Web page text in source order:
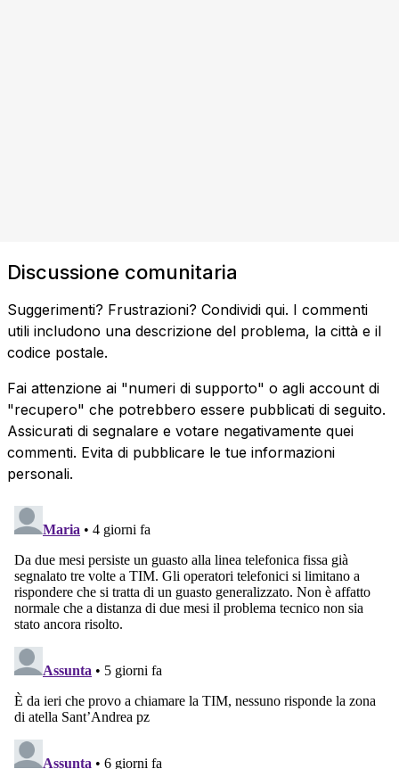
Discussione comunitaria
Suggerimenti? Frustrazioni? Condividi qui. I commenti
utili includono una descrizione del problema, la città e il
codice postale.
Fai attenzione ai "numeri di supporto" o agli account di
"recupero" che potrebbero essere pubblicati di seguito.
Assicurati di segnalare e votare negativamente quei
commenti. Evita di pubblicare le tue informazioni
personali.